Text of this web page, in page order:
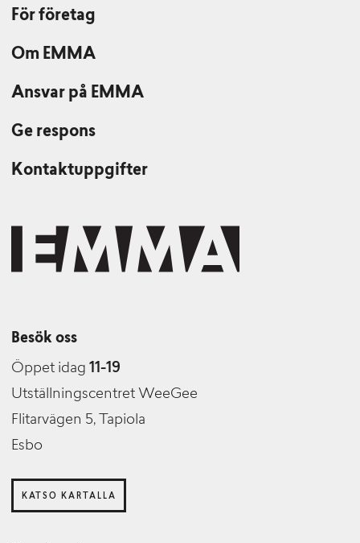
För företag
Om EMMA
Ansvar på EMMA
Ge respons
Kontaktuppgifter
Besök oss
Öppet idag 11-19
Utställningscentret WeeGee
Flitarvägen 5, Tapiola
Esbo
KATSO KARTALLA